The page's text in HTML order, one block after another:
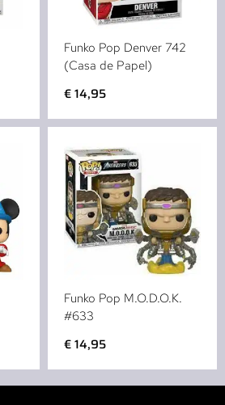
Funko Pop Denver 742
(Casa de Papel)
€14,95
Funko Pop M.O.D.O.K.
#633
€14,95